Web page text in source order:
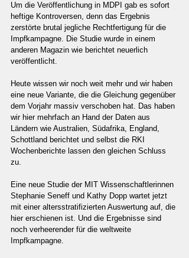
Um die Veröffentlichung in MDPI gab es sofort
heftige Kontroversen, denn das Ergebnis
zerstörte brutal jegliche Rechtfertigung für die
Impfkampagne. Die Studie wurde in einem
anderen Magazin wie berichtet neuerlich
veröffentlicht.
Heute wissen wir noch weit mehr und wir haben
eine neue Variante, die die Gleichung gegenüber
dem Vorjahr massiv verschoben hat. Das haben
wir hier mehrfach an Hand der Daten aus
Ländern wie Australien, Südafrika, England,
Schottland berichtet und selbst die RKI
Wochenberichte lassen den gleichen Schluss
zu.
Eine neue Studie der MIT Wissenschaftlerinnen
Stephanie Seneff und Kathy Dopp wartet jetzt
mit einer altersstratifizierten Auswertung auf, die
hier erschienen ist. Und die Ergebnisse sind
noch verheerender für die weltweite
Impfkampagne.